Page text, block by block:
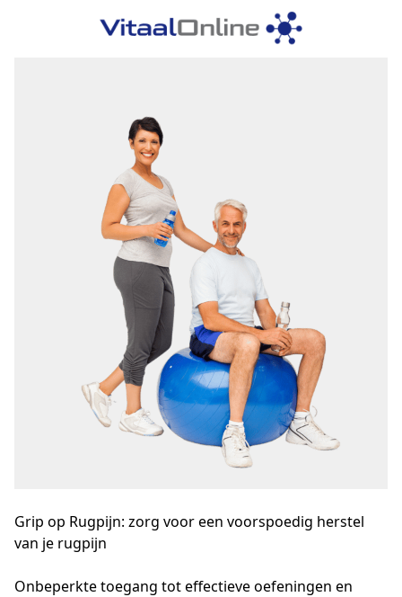
Grip op Rugpijn: zorg voor een voorspoedig herstel
van je rugpijn
Onbeperkte toegang tot effectieve oefeningen en